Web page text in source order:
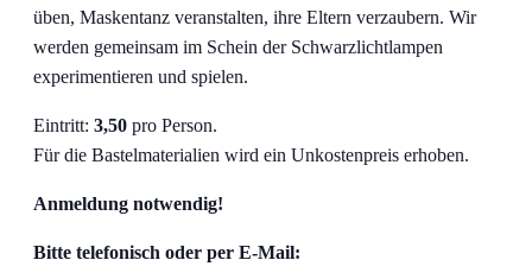
üben, Maskentanz veranstalten, ihre Eltern verzaubern. Wir
werden gemeinsam im Schein der Schwarzlichtlampen
experimentieren und spielen.
Eintritt: 3,50 pro Person.
Für die Bastelmaterialien wird ein Unkostenpreis erhoben.
Anmeldung notwendig!
Bitte telefonisch oder per E-Mail: